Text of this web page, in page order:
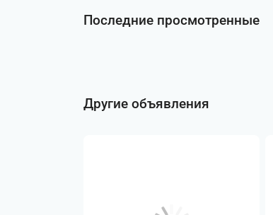
Последние просмотренные
Другие объявления